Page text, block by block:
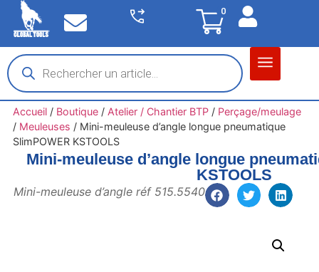
0
Accueil/ Boutique/ Atelier / Chantier BTP/ Perçage/meulage
/ Meuleuses / Mini-meuleuse d’angle longue pneumatique
SlimPOWER KSTOOLS
Mini-meuleuse d’angle longue
KSTOOLS
Mini-meuleuse d’angle réf 515.5540